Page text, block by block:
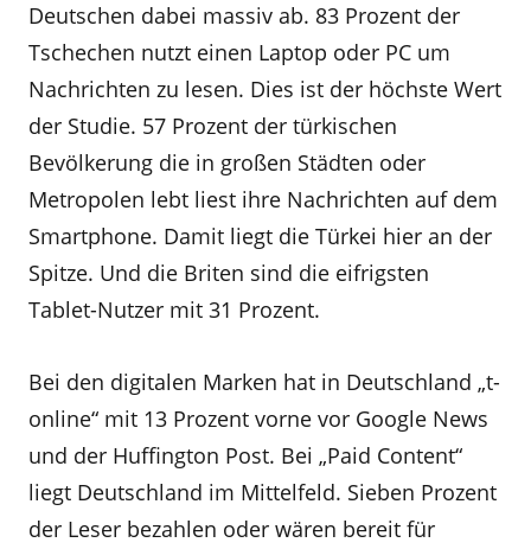
Deutschen dabei massiv ab. 83 Prozent der
Tschechen nutzt einen Laptop oder PC um
Nachrichten zu lesen. Dies ist der höchste Wert
der Studie. 57 Prozent der türkischen
Bevölkerung die in großen Städten oder
Metropolen lebt liest ihre Nachrichten auf dem
Smartphone. Damit liegt die Türkei hier an der
Spitze. Und die Briten sind die eifrigsten
Tablet-Nutzer mit 31 Prozent.
Bei den digitalen Marken hat in Deutschland „t-
online“ mit 13 Prozent vorne vor Google News
und der Huffington Post. Bei „Paid Content“
liegt Deutschland im Mittelfeld. Sieben Prozent
der Leser bezahlen oder wären bereit für